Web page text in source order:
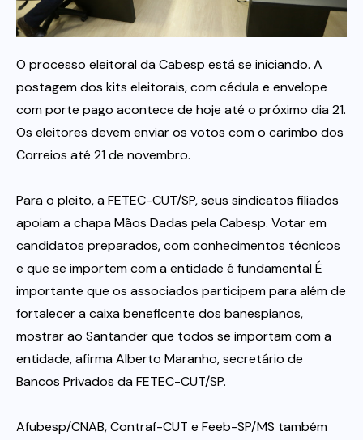
Itau
Financeiras e Cooperativas
O processo eleitoral da Cabesp está se iniciando. A
postagem dos kits eleitorais, com cédula e envelope
com porte pago acontece de hoje até o próximo dia 21.
Os eleitores devem enviar os votos com o carimbo dos
Correios até 21 de novembro.
Para o pleito, a FETEC-CUT/SP, seus sindicatos filiados
apoiam a chapa Mãos Dadas pela Cabesp. Votar em
candidatos preparados, com conhecimentos técnicos
e que se importem com a entidade é fundamental É
importante que os associados participem para além de
fortalecer a caixa beneficente dos banespianos,
mostrar ao Santander que todos se importam com a
entidade, afirma Alberto Maranho, secretário de
Bancos Privados da FETEC-CUT/SP.
Afubesp/CNAB, Contraf-CUT e Feeb-SP/MS também